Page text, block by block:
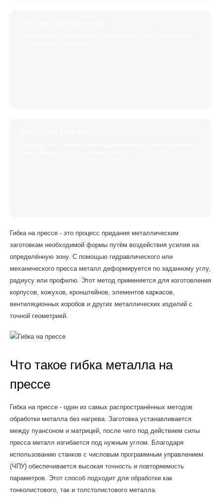
Гибка на прессе - это процесс придания металлическим
заготовкам необходимой формы путём воздействия усилия на
определённую зону. С помощью гидравлического или
механического пресса металл деформируется по заданному углу,
радиусу или профилю. Этот метод применяется для изготовления
корпусов, кожухов, кронштейнов, элементов каркасов,
вентиляционных коробов и других металлических изделий с
точной геометрией.
Что такое гибка металла на
прессе
Гибка на прессе - один из самых распространённых методов
обработки металла без нагрева. Заготовка устанавливается
между пуансоном и матрицей, после чего под действием силы
пресса металл изгибается под нужным углом. Благодаря
использованию станков с числовым программным управлением
(ЧПУ) обеспечивается высокая точность и повторяемость
параметров. Этот способ подходит для обработки как
тонколистового, так и толстолистового металла.